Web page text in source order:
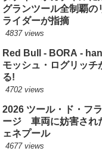
グランツール全制覇の
ライダーが指摘
4837 views
Red Bull - BORA -
モッシュ・ログリッチ
る!
4702 views
2026 ツール・ド・フ
ージ 車両に妨害され
ェネプール
4677 views